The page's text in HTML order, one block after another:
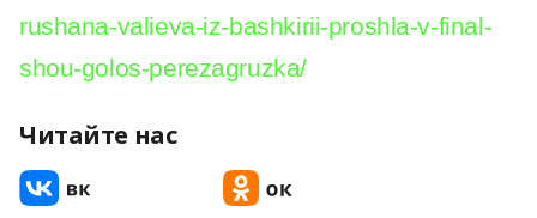
rushana-valieva-iz-bashkirii-proshla-v-final-
shou-golos-perezagruzka/
Читайте нас